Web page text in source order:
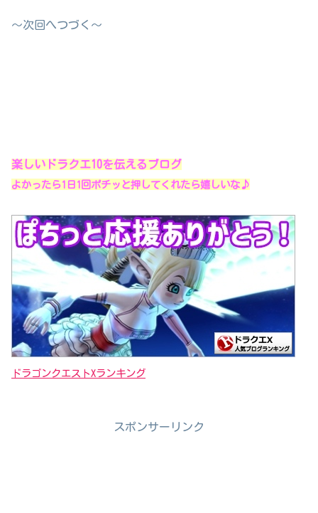
～次回へつづく～
楽しいドラクエ10を伝えるブログ
よかったら1日1回ポチッと押してくれたら嬉しいな♪
ドラゴンクエストXランキング
スポンサーリンク